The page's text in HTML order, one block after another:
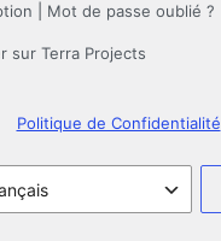
Mot de passe oublié ?
sur Terra Projects
Politique de Confidentialité